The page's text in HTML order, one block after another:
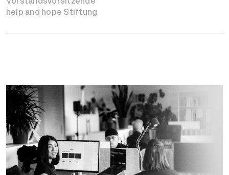
help and hope Stiftung